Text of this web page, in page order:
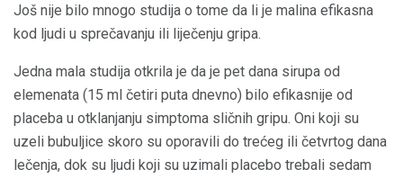
Još nije bilo mnogo studija o tome da li je malina efikasna
kod ljudi u sprečavanju ili liječenju gripa.
Jedna mala studija otkrila je da je pet dana sirupa od
elemenata (15 ml četiri puta dnevno) bilo efikasnije od
placeba u otklanjanju simptoma sličnih gripu. Oni koji su
uzeli bubuljice skoro su oporavili do trećeg ili četvrtog dana
lečenja, dok su ljudi koji su uzimali placebo trebali sedam